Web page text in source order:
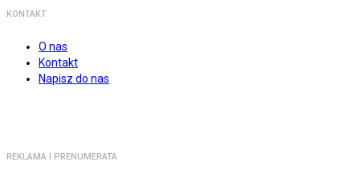
KONTAKT
O nas
Kontakt
Napisz do nas
REKLAMA I PRENUMERATA